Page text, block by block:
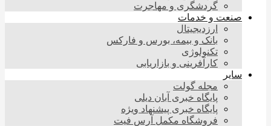
گردشگری و مهاجرت
صنعت و خدمات
ارزدیجیتال
بانک و بیمه، بورس و فارکس
تکنولوژی
کارآفرینی و بازاریابی
سایر
مجله گولت
پایگاه خبری آبان دیلی
پایگاه خبری پیشنهاد ویژه
فروشگاه مکمل آرس فیت